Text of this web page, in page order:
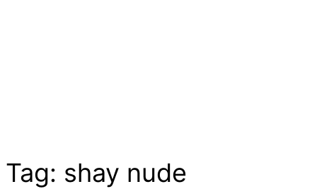
Tag: shay nude